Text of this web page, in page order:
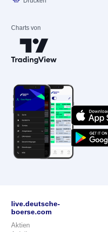
Charts von
live.deutsche-
boerse.com
Aktien